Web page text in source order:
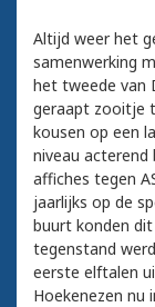
Altijd weer het
samenwerking
het tweede van
geraapt zooitje
kousen op een
niveau acterend
affiches tegen
jaarlijks op de
buurt konden
tegenstand
eerste elftalen
Hoekenezen nu